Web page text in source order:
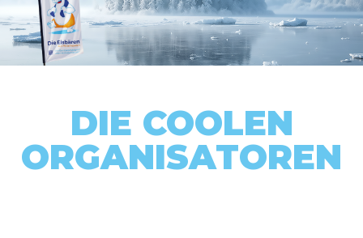
DIE COOLEN
ORGANISATOREN